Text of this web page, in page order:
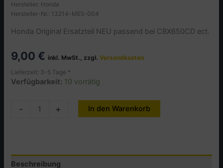
Hersteller: Honda
Hersteller-Nr.: 13214-ME5-004
Honda Original Ersatzteil NEU passend bei CBX650CD ect.
9,00 € inkl. MwSt., zzgl.Versandkosten
Lieferzeit: 3-5 Tage *
Verfügbarkeit: 10 vorrätig
-
Pleullager
Menge
+ In den Warenkorb
Beschreibung